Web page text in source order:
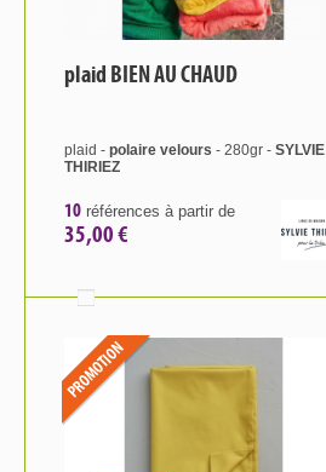
plaid BIEN AU CHAUD
plaid - polaire velours - 280gr - SYLVIE
THIRIEZ
10 références à partir de
35,00 €